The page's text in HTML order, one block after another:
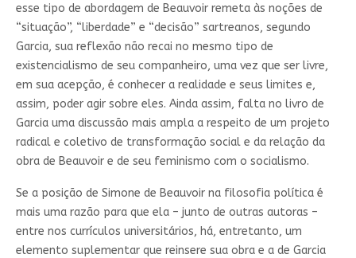
esse tipo de abordagem de Beauvoir remeta às noções de
“situação”, “liberdade” e “decisão” sartreanos, segundo
Garcia, sua reflexão não recai no mesmo tipo de
existencialismo de seu companheiro, uma vez que ser livre,
em sua acepção, é conhecer a realidade e seus limites e,
assim, poder agir sobre eles. Ainda assim, falta no livro de
Garcia uma discussão mais ampla a respeito de um projeto
radical e coletivo de transformação social e da relação da
obra de Beauvoir e de seu feminismo com o socialismo.
Se a posição de Simone de Beauvoir na filosofia política é
mais uma razão para que ela – junto de outras autoras –
entre nos currículos universitários, há, entretanto, um
elemento suplementar que reinsere sua obra e a de Garcia